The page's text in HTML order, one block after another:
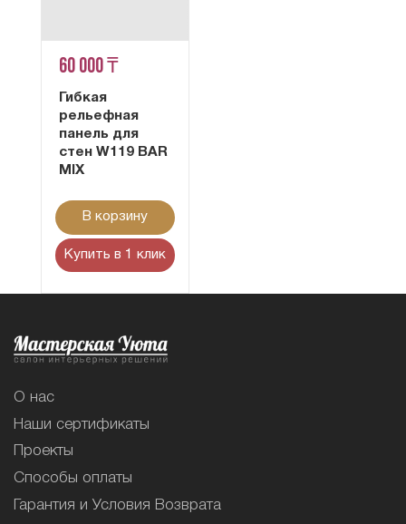
60 000 ₸
Гибкая
рельефная
панель для
стен W119 BAR
MIX
В корзину
Купить в 1 клик
О нас
Наши сертификаты
Проекты
Способы оплаты
Гарантия и Условия Возврата